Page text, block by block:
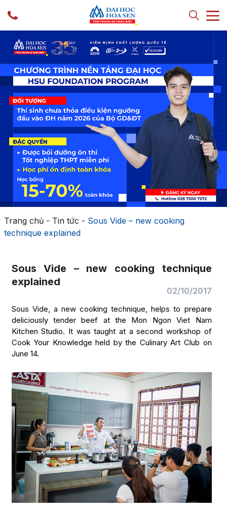
Trang chủ- Tin tức - Sous Vide – new cooking
technique explained
Sous Vide – new cooking technique
explained
02/10/2017
Sous Vide, a new cooking technique, helps to prepare
deliciously tender beef at the Mon Ngon Viet Nam
Kitchen Studio. It was taught at a second workshop of
Cook Your Knowledge held by the Culinary Art Club on
June 14.